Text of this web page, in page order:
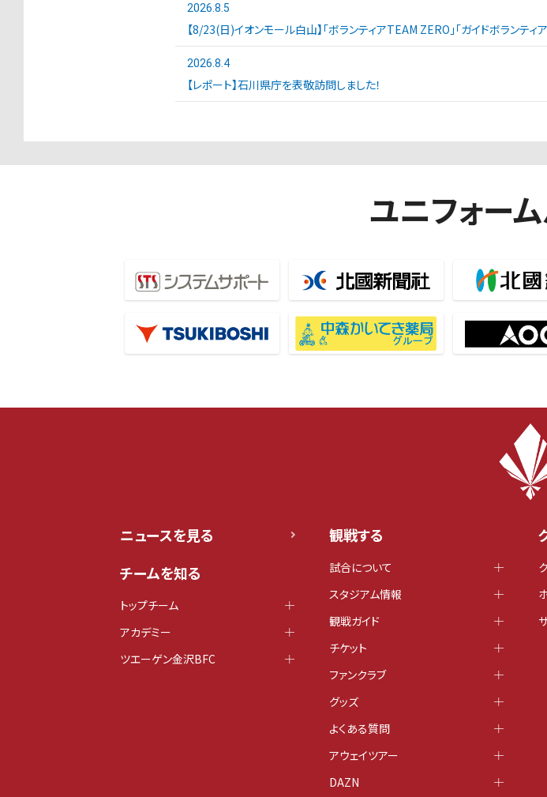
2026.8.5
【8/23(日)イオンモール白山】「ボランティアTEAM ZERO」「ガイドボランテ
2026.8.4
【レポート】石川県庁を表敬訪問しました！
ユニフォー
ニュースを見る
チームを知る
トップチーム
アカデミー
ツエーゲン金沢BFC
観戦する
試合について
スタジアム情報
観戦ガイド
チケット
ファンクラブ
グッズ
よくある質問
アウェイツアー
DAZN